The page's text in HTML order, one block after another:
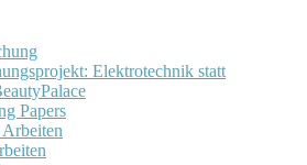
Elektrotechnik statt
Papers
Arbeiten